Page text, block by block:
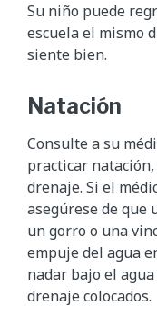
Su niño puede
escuela el mismo
siente bien.
Natación
Consulte a su
practicar
drenaje. Si el
asegúrese de que
un gorro o una
empuje del agua
nadar bajo el
drenaje colocados.